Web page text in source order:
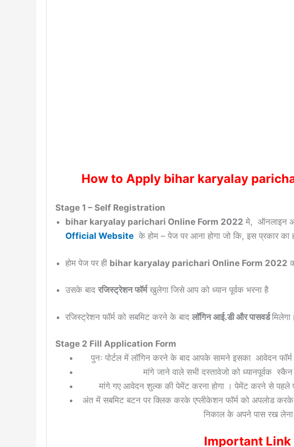
How to Apply bihar karyalay
Stage 1 – Self Registration
bihar karyalay parichari Online Form 2022 मे, ऑनलाइन
Official Website के होम – पेज पर आना होगा जो कि, इस प्रकार का
होम पेज पर ही bihar karyalay parichari Online Form 2022
उसके बाद रजिस्ट्रेशन फॉर्मखुलेगा जिसे आप को ध्यान पूर्वक भरना है
रजिस्ट्रेशन फॉर्म को सबमिट करने के बाद लॉगिन आई.डी और पासवर्डमिलेगा।
Stage 2 Fill Application Form
पुनः पोर्टल में लॉगिन करने के बाद आपके सामने इसका आवेदन
मांगे जाने वाले सभी दस्तावेजो को ध्यानपूर्वक
मांगे गए आवेदन शुल्क की पेमेंट करना होगा । पेमेंट करने से पहले
अंत में सबमिट बटन पर क्लिक करके एप्लीकेशन फॉर्म को अपलोड करके
निकाल के अपने पास रख लेना
Important Link